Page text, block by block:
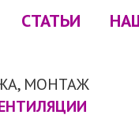
СТАТЬИ
МОНТАЖ